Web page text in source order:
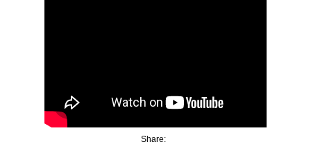
Share: